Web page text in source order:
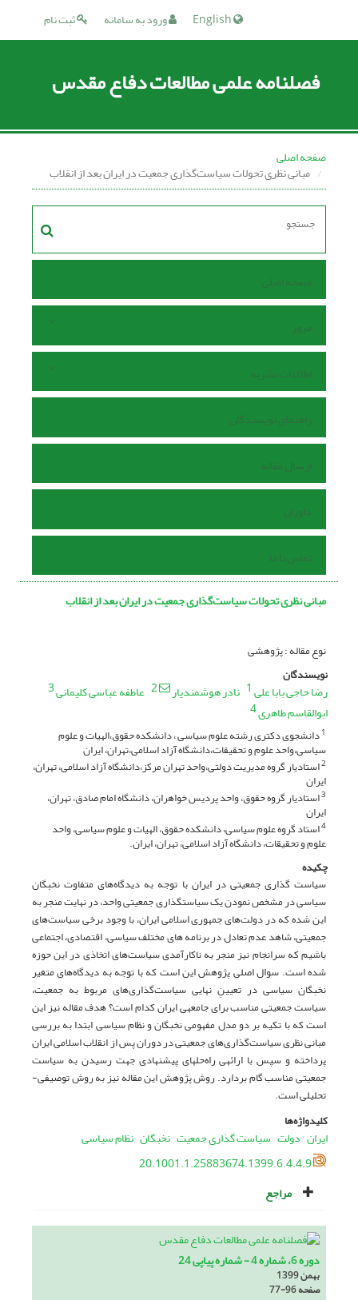
ثبت نام ورود به سامانه
فصلنامه علمی مطالعات دفاع مقدس
صفحه اصلی
مبانی نظری تحولات سیاست‌گذاری جمعیت در ایران بعد از انقلاب
صفحه اصلی
مرور
اطلاعات نشریه
راهنمای نویسندگان
ارسال مقاله
داوران
تماس با ما
مبانی نظری تحولات سیاست‌گذاری جمعیت در ایران بعد از انقلاب
نوع مقاله : پژوهشی
نویسندگان
رضا حاجی بابا علی1 نادر هوشمندیار 2 عاطفه عباسی کلیمانی3
ابوالقاسم طاهری4
1دانشجوی دکتری رشته علوم سیاسی ، دانشکده حقوق،الهیات و علوم
سیاسی،واحد علوم و تحقیقات،دانشگاه آزاد اسلامی،تهران، ایران
2استادیار گروه مدیریت دولتی،واحد تهران مرکز،دانشگاه آزاد اسلامی، تهران،
ایران
3استادیار گروه حقوق، واحد پردیس خواهران، دانشگاه امام صادق، تهران،
ایران
4استاد گروه علوم سیاسی، دانشکده حقوق، الهیات و علوم سیاسی، واحد
علوم و تحقیقات‌، دانشگاه آزاد اسلامی، تهران، ایران.
چکیده
سیاست گذاری جمعیتی در ایران با توجه به دیدگاه‌های متفاوت نخبگان
سیاسی در مشخص نمودن یک سیاستگذاری جمعیتی واحد، در نهایت منجر به
این شده‌ که در دولت‌‌های جمهوری اسلامی ایران، با وجود برخی سیاست‌‌های
جمعیتی، شاهد عدم تعادل در برنامه های مختلف سیاسی، اقتصادی، اجتماعی
باشیم‌ که سرانجام نیز منجر به ناکارآمدی سیاست‌های اتخاذی در این حوزه
شده‌ است. سوال اصلی پژوهش این است ‌که با توجه به دیدگاه‌های متغیر
نخبگان سیاسی در تعیینِ نهایی سیاست‌گذاری‌های مربوط به جمعیت،
سیاست جمعیتی مناسب برای جامعه­ی ایران کدام است؟ هدف مقاله نیز این
است‌ که با تکیه بر دو مدل مفهومی نخبگان و نظام سیاسی ابتدا به بررسی
مبانی نظری سیاست‌گذاری‌های جمعیتی در دوران پس از انقلاب اسلامی ایران
پرداخته و سپس با ارائه­ی راه‌حل­های پیشنهادی جهت رسیدن به سیاست
جمعیتی مناسب گام بردارد. روش پژوهش این مقاله نیز به روش توصیفی-
تحلیلی است.
کلیدواژه‌ها
ایران دولت سیاست گذاری جمعیت نخبگان نظام سیاسی
20.1001.1.25883674.1399.6.4.4.9
مراجع
دوره 6، شماره 4 - شماره پیاپی 24
بهمن 1399
صفحه77-96